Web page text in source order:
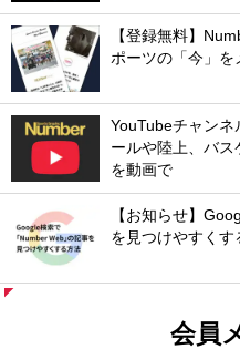
【登録無料】
ポーツの「今」を
YouTubeチャン
ールや陸上、バ
を動画で
【お知らせ】
を見つけやすくす
会員